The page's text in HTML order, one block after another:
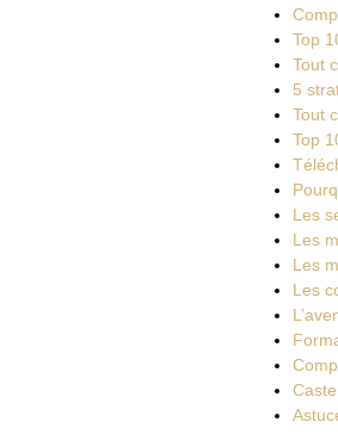
Top
Tout
5
Tout
Top
Les
Les
Les
Les